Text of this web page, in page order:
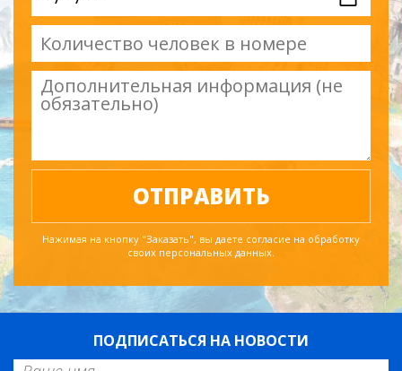
Нажимая на кнопку "Заказать", вы даете согласие на обработку
своих персональных данных.
ПОДПИСАТЬСЯ НА НОВОСТИ